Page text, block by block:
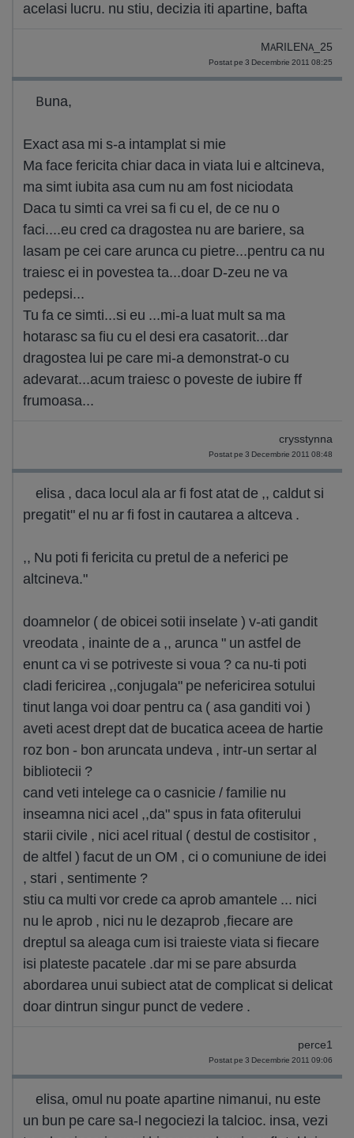
acelasi lucru. nu stiu, decizia iti apartine, bafta
MARILENA_25
Postat pe 3 Decembrie 2011 08:25
Buna,
Exact asa mi s-a intamplat si mie
Ma face fericita chiar daca in viata lui e altcineva,
ma simt iubita asa cum nu am fost niciodata
Daca tu simti ca vrei sa fi cu el, de ce nu o
faci....eu cred ca dragostea nu are bariere, sa
lasam pe cei care arunca cu pietre...pentru ca nu
traiesc ei in povestea ta...doar D-zeu ne va
pedepsi...
Tu fa ce simti...si eu ...mi-a luat mult sa ma
hotarasc sa fiu cu el desi era casatorit...dar
dragostea lui pe care mi-a demonstrat-o cu
adevarat...acum traiesc o poveste de iubire ff
frumoasa...
crysstynna
Postat pe 3 Decembrie 2011 08:48
elisa , daca locul ala ar fi fost atat de ,, caldut si
pregatit" el nu ar fi fost in cautarea a altceva .
,, Nu poti fi fericita cu pretul de a neferici pe
altcineva."
doamnelor ( de obicei sotii inselate ) v-ati gandit
vreodata , inainte de a ,, arunca " un astfel de
enunt ca vi se potriveste si voua ? ca nu-ti poti
cladi fericirea ,,conjugala" pe nefericirea sotului
tinut langa voi doar pentru ca ( asa ganditi voi )
aveti acest drept dat de bucatica aceea de hartie
roz bon - bon aruncata undeva , intr-un sertar al
bibliotecii ?
cand veti intelege ca o casnicie / familie nu
inseamna nici acel ,,da" spus in fata ofiterului
starii civile , nici acel ritual ( destul de costisitor ,
de altfel ) facut de un OM , ci o comuniune de idei
, stari , sentimente ?
stiu ca multi vor crede ca aprob amantele ... nici
nu le aprob , nici nu le dezaprob ,fiecare are
dreptul sa aleaga cum isi traieste viata si fiecare
isi plateste pacatele .dar mi se pare absurda
abordarea unui subiect atat de complicat si delicat
doar dintrun singur punct de vedere .
perce1
Postat pe 3 Decembrie 2011 09:06
elisa, omul nu poate apartine nimanui, nu este
un bun pe care sa-l negociezi la talcioc. insa, vezi